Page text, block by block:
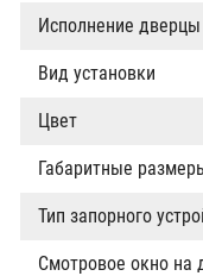
Исполнение дверцы
Вид установки
Цвет
Габаритные
Тип запорного
Смотровое окно на